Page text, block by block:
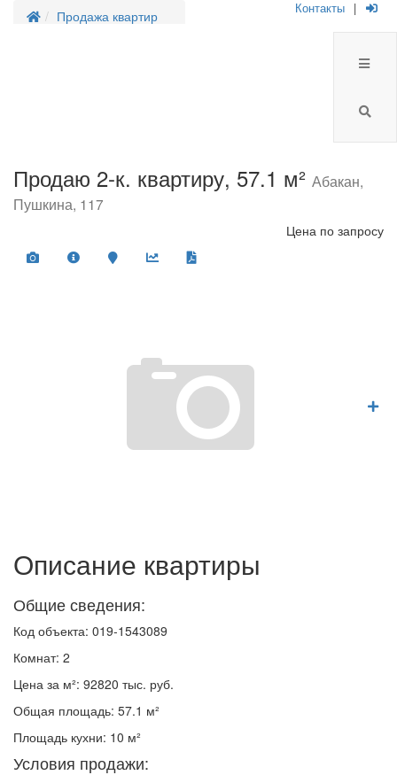
Продажа квартир Контакты |
Продаю 2-к. квартиру, 57.1 м² Абакан,
Пушкина, 117
Цена по запросу
Описание квартиры
Общие сведения:
Код объекта: 019-1543089
Комнат: 2
Цена за м²: 92820 тыс. руб.
Общая площадь: 57.1 м²
Площадь кухни: 10 м²
Условия продажи: